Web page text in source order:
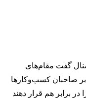
گفت مقام‌های
صاحبان کسب‌وکارها
در برابر هم قرار دهند